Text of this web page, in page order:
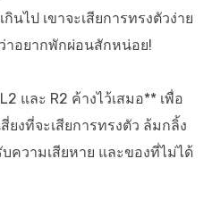
นไป เขาจะเสียการทรงตัวง่าย
าอยากพักผ่อนสักหน่อย!
และ R2 ค้างไว้เสมอ** เพื่อ
ยงที่จะเสียการทรงตัว ล้มกลิ้ง
ความเสียหาย และของที่ไม่ได้